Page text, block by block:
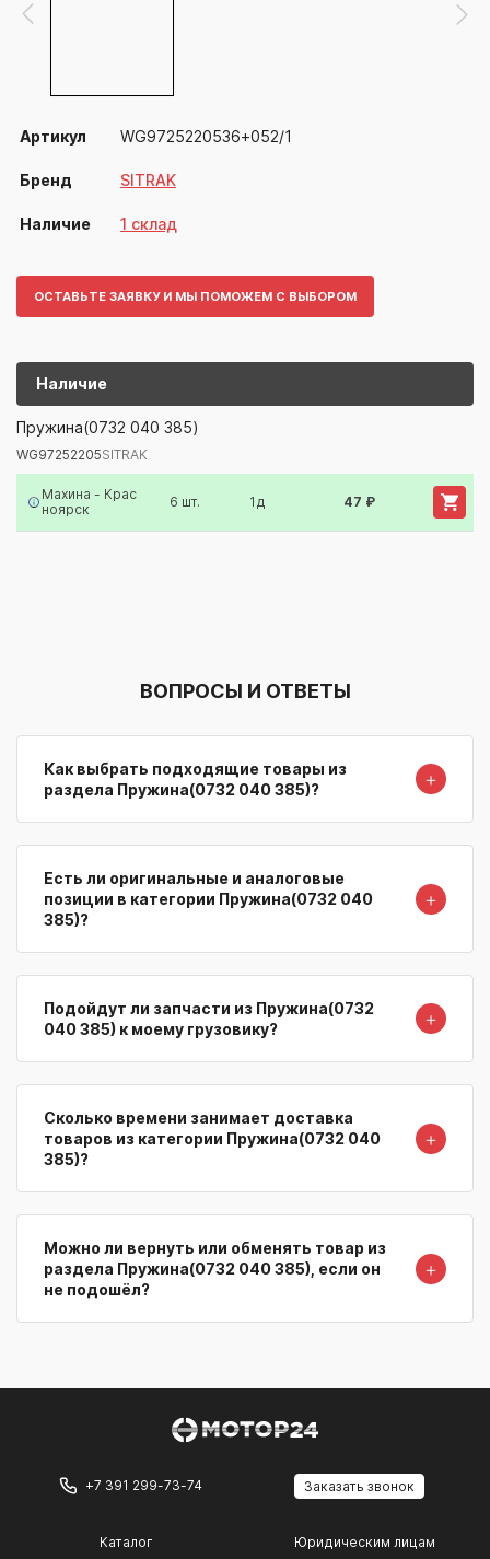
Артикул WG9725220536+052/1
Бренд SITRAK
Наличие 1 склад
ОСТАВЬТЕ ЗАЯВКУ И МЫ ПОМОЖЕМ С ВЫБОРОМ
Наличие
Артикул/БрендНаименование
WG97252205SITRAK
Пружина(0732 040 385)
WG97252205SITRAK
Махина - Крас
ноярск
6 шт. 1д 47 ₽
ВОПРОСЫ И ОТВЕТЫ
Как выбрать подходящие товары из
раздела Пружина(0732 040 385)?
＋
Есть ли оригинальные и аналоговые
позиции в категории Пружина(0732 040
385)?
＋
Подойдут ли запчасти из Пружина(0732
040 385) к моему грузовику?
＋
Сколько времени занимает доставка
товаров из категории Пружина(0732 040
385)?
＋
Можно ли вернуть или обменять товар из
раздела Пружина(0732 040 385), если он
не подошёл?
＋
+7 391 299-73-74 Заказать звонок
Каталог Юридическим лицам